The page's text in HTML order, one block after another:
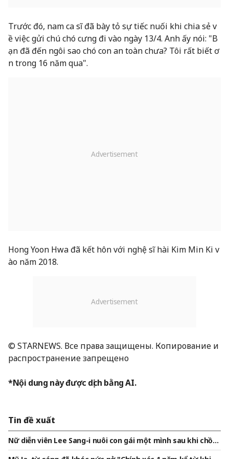
Trước đó, nam ca sĩ đã bày tỏ sự tiếc nuối khi chia sẻ v
ề việc gửi chú chó cưng đi vào ngày 13/4. Anh ấy nói: "B
ạn đã đến ngôi sao chó con an toàn chưa? Tôi rất biết ơ
n trong 16 năm qua".
Hong Yoon Hwa đã kết hôn với nghệ sĩ hài Kim Min Ki v
ào năm 2018.
© STARNEWS. Все права защищены. Копирование и
распространение запрещено
*Nội dung này được dịch bằng AI.
Tin đề xuất
Nữ diễn viên Lee Sang-i nuôi con gái một mình sau khi chồn
g — diễn viên quá cố Park Dong-bin — ra đi đột ngột.."Đừng